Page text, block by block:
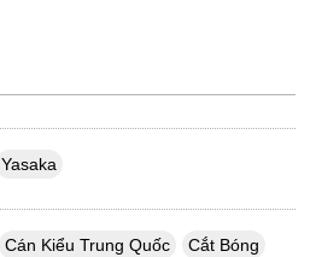
Yasaka
Cán Kiểu Trung Quốc
Cắt Bóng